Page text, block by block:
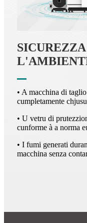
• A macchina di
cumpletamente
• U vetru di
cunforme à a norma
• I fumi generati
macchina senza